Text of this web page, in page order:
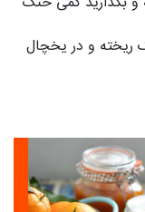
ریخته و در یخچال